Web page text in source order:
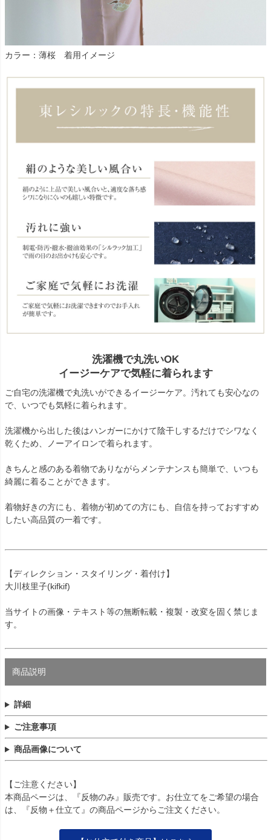
カラー：薄桜 着用イメージ
洗濯機で丸洗いOK
イージーケアで気軽に着られます
ご自宅の洗濯機で丸洗いができるイージーケア。汚れても安心なの
で、いつでも気軽に着られます。
洗濯機から出した後はハンガーにかけて陰干しするだけでシワなく
乾くため、ノーアイロンで着られます。
きちんと感のある着物でありながらメンテナンスも簡単で、いつも
綺麗に着ることができます。
着物好きの方にも、着物が初めての方にも、自信を持っておすすめ
したい高品質の一着です。
【ディレクション・スタイリング・着付け】
大川枝里子(kifkif)
当サイトの画像・テキスト等の無断転載・複製・改変を固く禁じま
す。
商品説明
詳細
ご注意事項
商品画像について
【ご注意ください】
本商品ページは、『反物のみ』販売です。お仕立てをご希望の場合
は、『反物＋仕立て』の商品ページからご注文ください。